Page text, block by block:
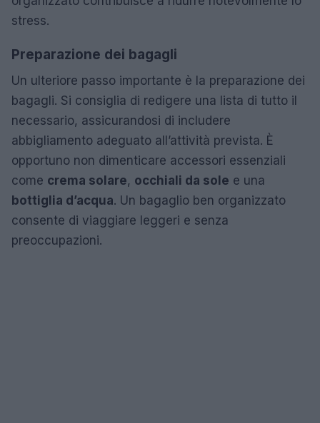
stress.
Preparazione dei bagagli
Un ulteriore passo importante è la preparazione dei
bagagli. Si consiglia di redigere una lista di tutto il
necessario, assicurandosi di includere
abbigliamento adeguato all’attività prevista. È
opportuno non dimenticare accessori essenziali
come crema solare, occhiali da sole e una
bottiglia d’acqua. Un bagaglio ben organizzato
consente di viaggiare leggeri e senza
preoccupazioni.